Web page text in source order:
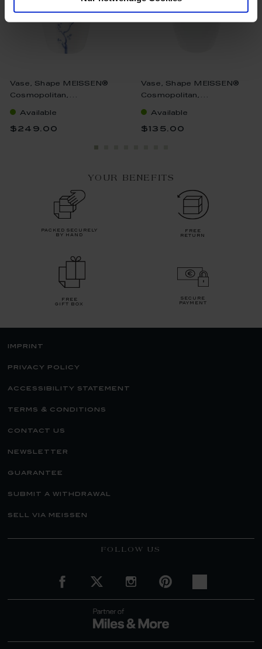
Vase, Shape MEISSEN®
Cosmopolitan,...
Available
$249.00
Vase, Shape MEISSEN®
Cosmopolitan,...
Available
$135.00
YOUR BENEFITS
packed securely
by hand
free
return
free
gift box
secure
payment
imprint
privacy policy
accessibility statement
terms & conditions
contact us
newsletter
guarantee
submit a withdrawal
sell via meissen
FOLLOW US